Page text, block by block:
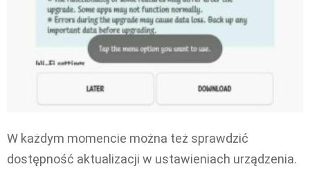
W każdym momencie można też sprawdzić
dostępność aktualizacji w ustawieniach urządzenia.